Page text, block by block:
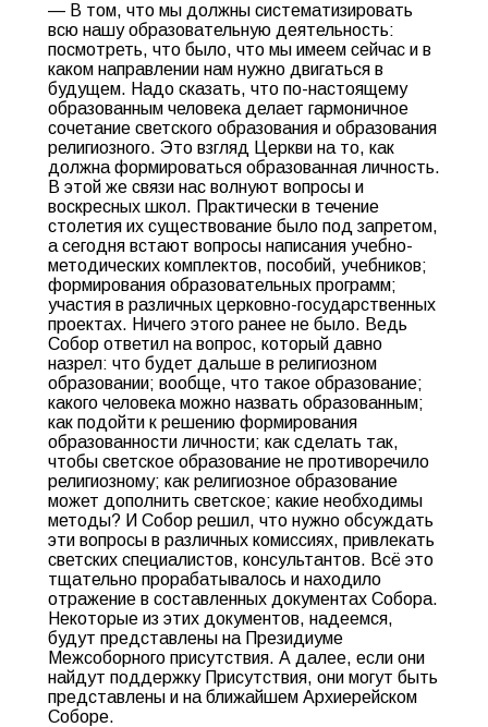
— В том, что мы должны систематизировать
всю нашу образовательную деятельность:
посмотреть, что было, что мы имеем сейчас и в
каком направлении нам нужно двигаться в
будущем. Надо сказать, что по-настоящему
образованным человека делает гармоничное
сочетание светского образования и образования
религиозного. Это взгляд Церкви на то, как
должна формироваться образованная личность.
В этой же связи нас волнуют вопросы и
воскресных школ. Практически в течение
столетия их существование было под запретом,
а сегодня встают вопросы написания учебно-
методических комплектов, пособий, учебников;
формирования образовательных программ;
участия в различных церковно-государственных
проектах. Ничего этого ранее не было. Ведь
Собор ответил на вопрос, который давно
назрел: что будет дальше в религиозном
образовании; вообще, что такое образование;
какого человека можно назвать образованным;
как подойти к решению формирования
образованности личности; как сделать так,
чтобы светское образование не противоречило
религиозному; как религиозное образование
может дополнить светское; какие необходимы
методы? И Собор решил, что нужно обсуждать
эти вопросы в различных комиссиях, привлекать
светских специалистов, консультантов. Всё это
тщательно прорабатывалось и находило
отражение в составленных документах Собора.
Некоторые из этих документов, надеемся,
будут представлены на Президиуме
Межсоборного присутствия. А далее, если они
найдут поддержку Присутствия, они могут быть
представлены и на ближайшем Архиерейском
Соборе.